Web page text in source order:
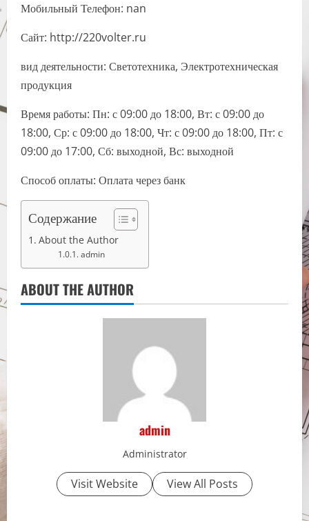
Мобильный Телефон: nan
Сайт: http://220volter.ru
вид деятельности: Светотехника, Электротехническая
продукция
Время работы: Пн: с 09:00 до 18:00, Вт: с 09:00 до
18:00, Ср: с 09:00 до 18:00, Чт: с 09:00 до 18:00, Пт: с
09:00 до 17:00, Сб: выходной, Вс: выходной
Способ оплаты: Оплата через банк
Содержание
About the Author
admin
ABOUT THE AUTHOR
admin
Administrator
Visit Website View All Posts